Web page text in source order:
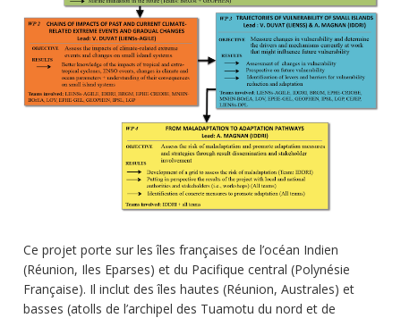
Ce projet porte sur les îles françaises de l’océan Indien
(Réunion, Iles Eparses) et du Pacifique central (Polynésie
Française). Il inclut des îles hautes (Réunion, Australes) et
basses (atolls de l’archipel des Tuamotu du nord et de